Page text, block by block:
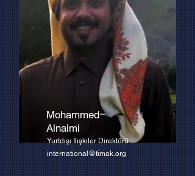
Mohammed
Alnaimi
Yurtdışı İlişkiler Direktörü
international@timak.org